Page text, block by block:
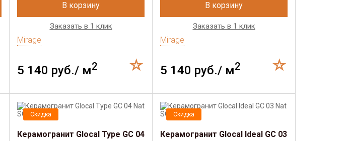
В корзину
Заказать в 1 клик
Mirage
5 140 руб./ м2
В корзину
Заказать в 1 клик
Mirage
5 140 руб./ м2
Скидка
Керамогранит Glocal Type GC 04
Скидка
Керамогранит Glocal Ideal GC 03